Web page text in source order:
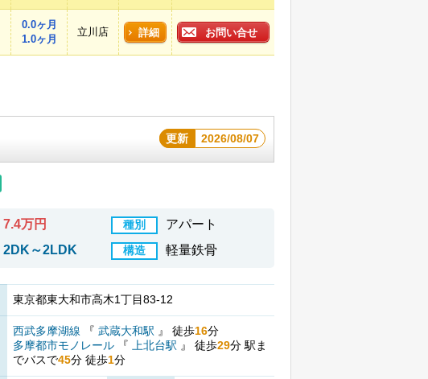
0.0ヶ月
1.0ヶ月
立川店 詳細 お問い合せ
更新 2026/08/07
7.4万円 種別 アパート
2DK～2LDK 構造 軽量鉄骨
東京都東大和市高木1丁目83-12
西武多摩湖線 『 武蔵大和駅 』 徒歩16分
多摩都市モノレール
『 上北台駅 』 徒歩29分 駅ま
でバスで45分 徒歩1分